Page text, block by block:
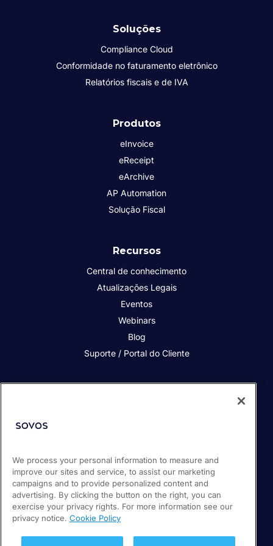
Soluções
Compliance Cloud
Conformidade no faturamento eletrônico
Relatórios fiscais e de IVA
Produtos
eInvoice
eReceipt
eArchive
AP Automation
Solução Fiscal
Recursos
Central de conhecimento
Atualizações Legais
Eventos
Webinars
Blog
Suporte / Portal do Cliente
Sala de Imprensa
Carreiras
© 2026 Sovos Compliance, LLC.
Política de privacidade
We process your personal information to measure and
improve our sites and service, to assist our marketing
campaigns and to provide personalized content and
advertising. By clicking the button on the right, you can
exercise your privacy rights. For more information see our
privacy notice. Cookie Policy